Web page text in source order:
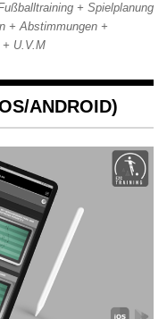
+ Spielplanung
+ Abstimmungen +
+ U.V.M
ANDROID)